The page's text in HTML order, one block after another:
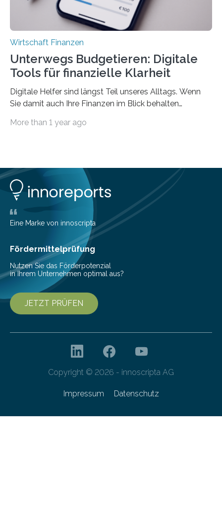
Wirtschaft Finanzen
Unterwegs Budgetieren: Digitale
Tools für finanzielle Klarheit
Digitale Helfer sind längst Teil unseres Alltags. Wenn
Sie damit auch Ihre Finanzen im Blick behalten
die genau das ermöglichen: Sie helfen Ihnen, Ausgaben
Lösungen interessieren. 1. Multibanking-Tools: Alle
Konten auf einen Blick Viele Banken bieten bereits in
ihrem Online-Banking eine Multibanking-Funktion an,
mit der sich Konten bei anderen Banken…
More than 1 year ago
Eine Marke von innoscripta
Fördermittelprüfung
Nutzen Sie das Förderpotenzial
in Ihrem Unternehmen optimal aus?
JETZT PRÜFEN
Copyright © 2026 - innoscripta AG
Impressum Datenschutz